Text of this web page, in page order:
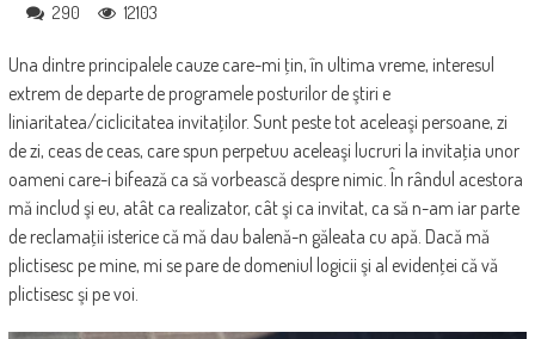
290 12103
Una dintre principalele cauze care-mi ţin, în ultima vreme, interesul
extrem de departe de programele posturilor de ştiri e
liniaritatea/ciclicitatea invitaţilor. Sunt peste tot aceleaşi persoane, zi
de zi, ceas de ceas, care spun perpetuu aceleaşi lucruri la invitaţia unor
oameni care-i bifează ca să vorbească despre nimic. În rândul acestora
mă includ şi eu, atât ca realizator, cât şi ca invitat, ca să n-am iar parte
de reclamaţii isterice că mă dau balenă-n găleata cu apă. Dacă mă
plictisesc pe mine, mi se pare de domeniul logicii şi al evidenţei că vă
plictisesc şi pe voi.